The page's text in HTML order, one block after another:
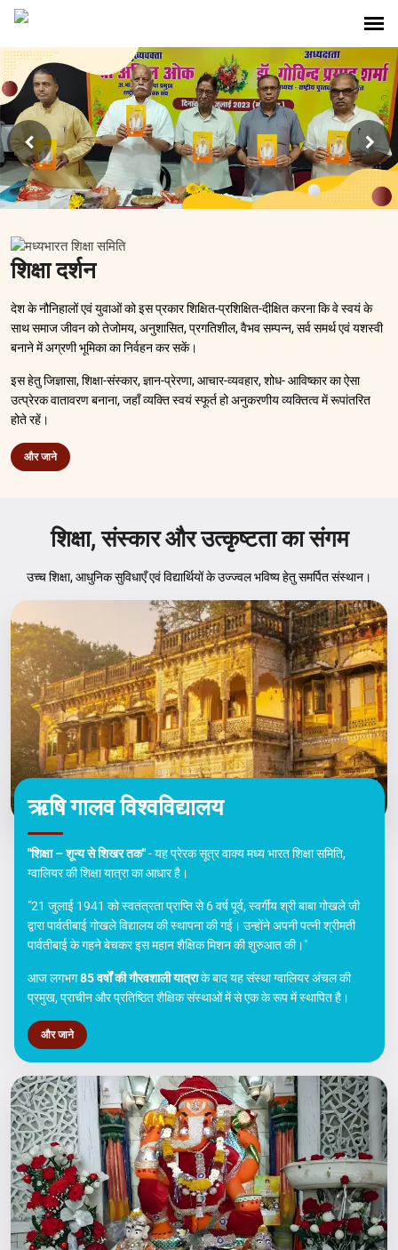
शिक्षा दर्शन
देश के नौनिहालों एवं युवाओं को इस प्रकार शिक्षित-प्रशिक्षित-दीक्षित करना कि वे स्वयं के
साथ समाज जीवन को तेजोमय, अनुशासित, प्रगतिशील, वैभव सम्पन्न, सर्व समर्थ एवं यशस्वी
बनाने में अग्रणी भूमिका का निर्वहन कर सकें।
इस हेतु जिज्ञासा, शिक्षा-संस्कार, ज्ञान-प्रेरणा, आचार-व्यवहार, शोध- आविष्कार का ऐसा
उत्प्रेरक वातावरण बनाना, जहाँ व्यक्ति स्वयं स्फूर्त हो अनुकरणीय व्यक्तित्व में रूपांतरित
होते रहें।
और जाने
शिक्षा, संस्कार और उत्कृष्टता का संगम
उच्च शिक्षा, आधुनिक सुविधाएँ एवं विद्यार्थियों के उज्ज्वल भविष्य हेतु समर्पित संस्थान।
ऋषि गालव विश्वविद्यालय
"शिक्षा – शून्य से शिखर तक"- यह प्रेरक सूत्र वाक्य मध्य भारत शिक्षा समिति,
ग्वालियर की शिक्षा यात्रा का आधार है।
"21 जुलाई 1941 को स्वतंत्रता प्राप्ति से 6 वर्ष पूर्व, स्वर्गीय श्री बाबा गोखले जी
द्वारा पार्वतीबाई गोखले विद्यालय की स्थापना की गई। उन्होंने अपनी पत्नी श्रीमती
पार्वतीबाई के गहने बेचकर इस महान शैक्षिक मिशन की शुरुआत की।"
आज लगभग85 वर्षों की गौरवशाली यात्राके बाद यह संस्था ग्वालियर अंचल की
प्रमुख, प्राचीन और प्रतिष्ठित शैक्षिक संस्थाओं में से एक के रूप में स्थापित है।
और जाने